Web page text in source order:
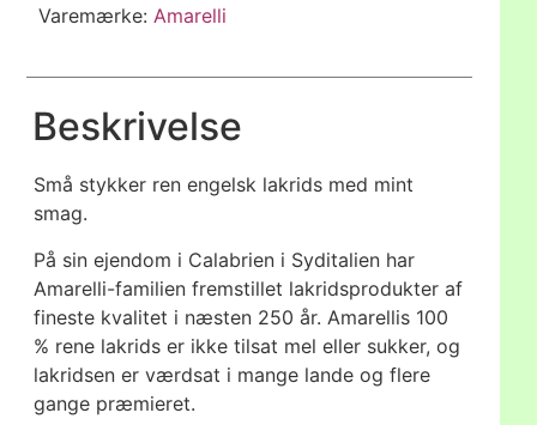
Varemærke:Amarelli
Beskrivelse
Små stykker ren engelsk lakrids med mint
smag.
På sin ejendom i Calabrien i Syditalien har
Amarelli-familien fremstillet lakridsprodukter af
fineste kvalitet i næsten 250 år. Amarellis 100
% rene lakrids er ikke tilsat mel eller sukker, og
lakridsen er værdsat i mange lande og flere
gange præmieret.